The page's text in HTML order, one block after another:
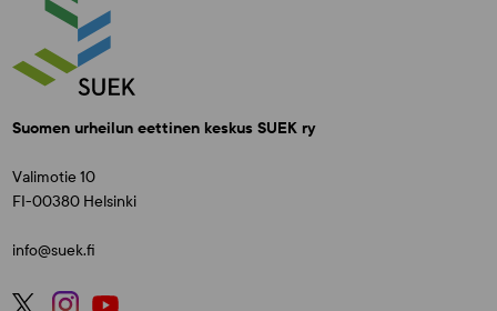
Suomen urheilun eettinen keskus SUEK ry
Valimotie 10
FI-00380 Helsinki
info@suek.fi